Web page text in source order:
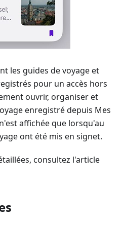
les guides de voyage et
pour un accès hors
ouvrir, organiser et
enregistré depuis Mes
affichée que lorsqu'au
ont été mis en signet.
consultez l'article